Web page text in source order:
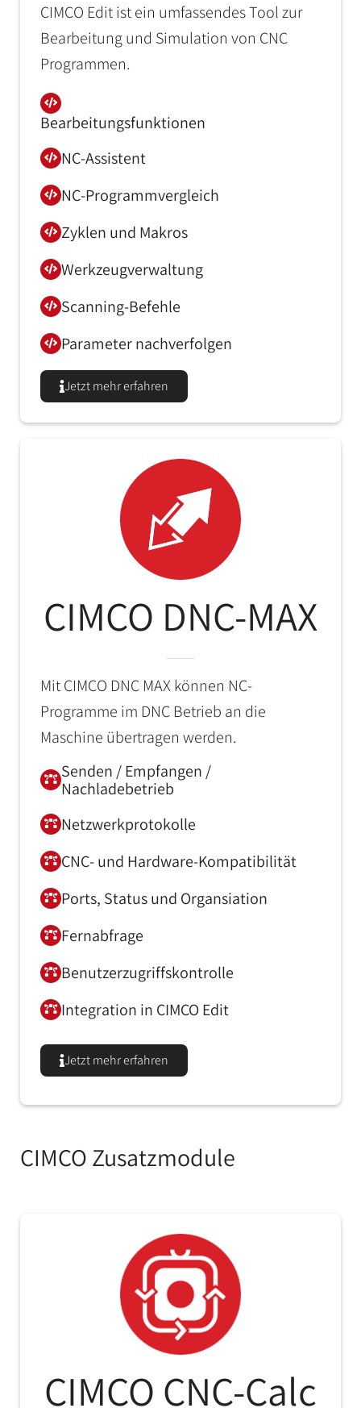
CIMCO Edit ist ein umfassendes Tool zur
Bearbeitung und Simulation von CNC
Programmen.
Bearbeitungsfunktionen
NC-Assistent
NC-Programmvergleich
Zyklen und Makros
Werkzeugverwaltung
Scanning-Befehle
Parameter nachverfolgen
Jetzt mehr erfahren
CIMCO DNC-MAX
Mit CIMCO DNC MAX können NC-
Programme im DNC Betrieb an die
Maschine übertragen werden.
Senden / Empfangen /
Nachladebetrieb
Netzwerkprotokolle
CNC- und Hardware-Kompatibilität
Ports, Status und Organsiation
Fernabfrage
Benutzerzugriffskontrolle
Integration in CIMCO Edit
Jetzt mehr erfahren
CIMCO Zusatzmodule
CIMCO CNC-Calc